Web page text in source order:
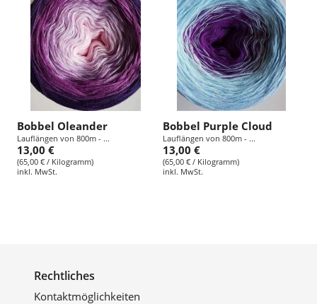
Bobbel Oleander
Lauflängen von 800m - ...
13,00 €
(65,00 € / Kilogramm)
inkl. MwSt.
Bobbel Purple Cloud
Lauflängen von 800m - ...
13,00 €
(65,00 € / Kilogramm)
inkl. MwSt.
Rechtliches
Kontaktmöglichkeiten